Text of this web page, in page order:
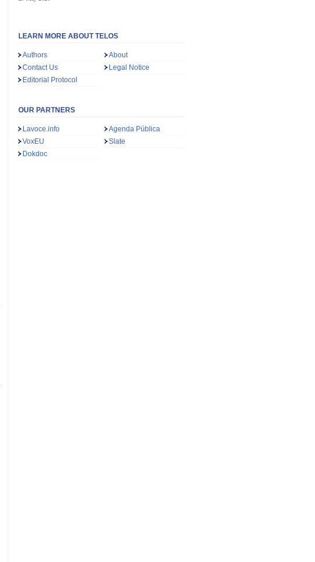
LEARN MORE ABOUT TELOS
Authors
About
Contact Us
Legal Notice
Editorial Protocol
OUR PARTNERS
Lavoce.info
Agenda Pública
VoxEU
Slate
Dokdoc